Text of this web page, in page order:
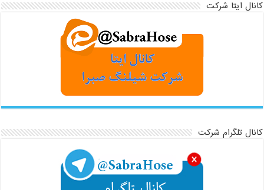
کانال ایتا شرکت
کانال تلگرام شرکت